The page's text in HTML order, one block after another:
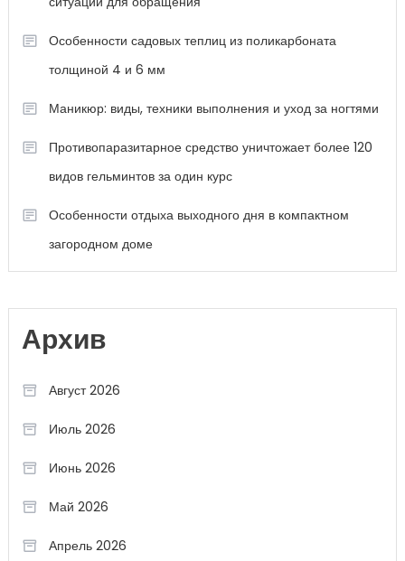
Особенности садовых теплиц из поликарбоната
толщиной 4 и 6 мм
Маникюр: виды, техники выполнения и уход за ногтями
Противопаразитарное средство уничтожает более 120
видов гельминтов за один курс
Особенности отдыха выходного дня в компактном
загородном доме
Архив
Август 2026
Июль 2026
Июнь 2026
Май 2026
Апрель 2026